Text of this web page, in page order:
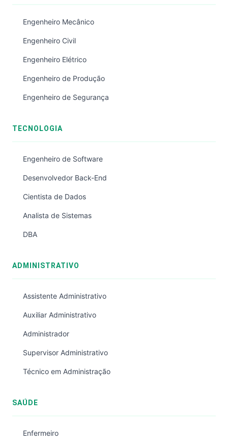
Engenheiro Mecânico
Engenheiro Civil
Engenheiro Elétrico
Engenheiro de Produção
Engenheiro de Segurança
TECNOLOGIA
Engenheiro de Software
Desenvolvedor Back-End
Cientista de Dados
Analista de Sistemas
DBA
ADMINISTRATIVO
Assistente Administrativo
Auxiliar Administrativo
Administrador
Supervisor Administrativo
Técnico em Administração
SAÚDE
Enfermeiro